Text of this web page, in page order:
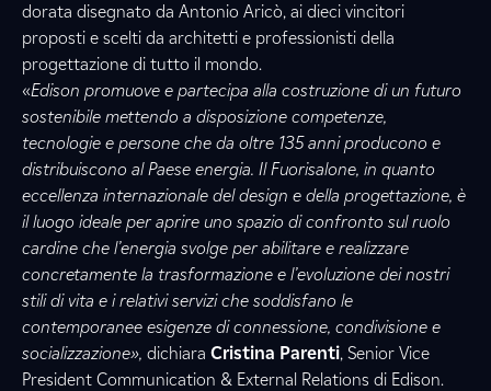
dorata disegnato da Antonio Aricò, ai dieci vincitori
proposti e scelti da architetti e professionisti della
progettazione di tutto il mondo.
«Edison promuove e partecipa alla costruzione di un futuro
sostenibile mettendo a disposizione competenze,
tecnologie e persone che da oltre 135 anni producono e
distribuiscono al Paese energia. Il Fuorisalone, in quanto
eccellenza internazionale del design e della progettazione, è
il luogo ideale per aprire uno spazio di confronto sul ruolo
cardine che l’energia svolge per abilitare e realizzare
concretamente la trasformazione e l’evoluzione dei nostri
stili di vita e i relativi servizi che soddisfano le
contemporanee esigenze di connessione, condivisione e
socializzazione», dichiara Cristina Parenti, Senior Vice
President Communication & External Relations di Edison.